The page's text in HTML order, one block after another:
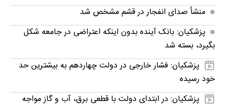
منشأ صدای انفجار در قشم مشخص شد
پزشکیان: بانک آینده بدون اینکه اعتراضی در جامعه شکل
بگیرد، بسته شد
پزشکیان: فشار خارجی در دولت چهاردهم به بیشترین حد
خود رسیده
پزشکیان: در ابتدای دولت با قطعی برق، آب و گاز مواجه